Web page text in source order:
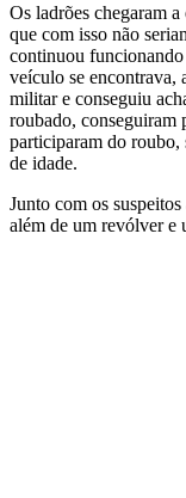
Os ladrões chegaram
que com isso não
continuou funcionando
veículo se encontrava,
militar e conseguiu
roubado, conseguiram
participaram do roubo,
de idade.
Junto com os
além de um revólver e